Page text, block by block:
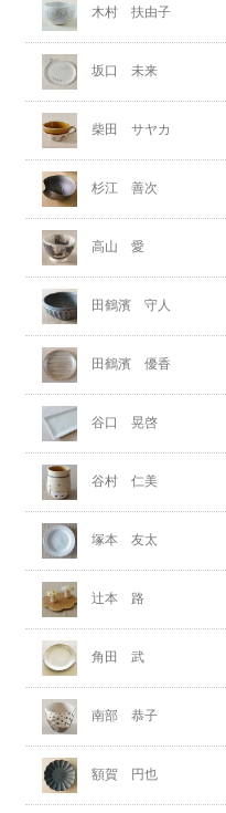
木村 扶由子
坂口 未来
柴田 サヤカ
杉江 善次
高山 愛
田鶴濱 守人
田鶴濱 優香
谷口 晃啓
谷村 仁美
塚本 友太
辻本 路
角田 武
南部 恭子
額賀 円也